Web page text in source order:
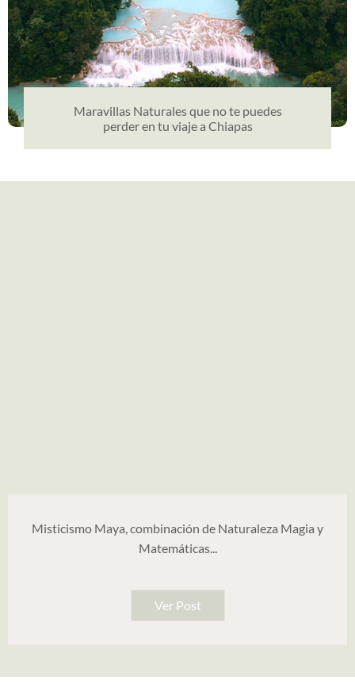
Maravillas Naturales que no te puedes
perder en tu viaje a Chiapas
Misticismo Maya, combinación de Naturaleza Magia y
Matemáticas...
Ver Post